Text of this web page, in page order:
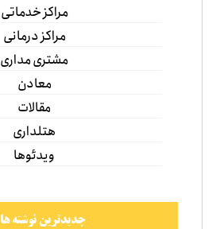
مراکز خدماتی
مراکز درمانی
مشتری مداری
معادن
مقالات
هتلداری
ویدئوها
جدیدترین نوشته ها